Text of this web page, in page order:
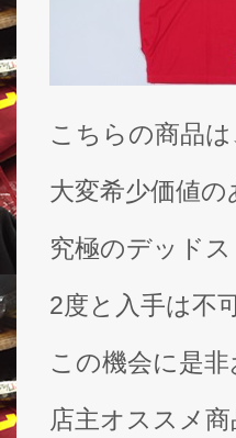
こちらの商品は
大変希少価値
究極のデッド
2度と入手は不
この機会に是
店主オススメ